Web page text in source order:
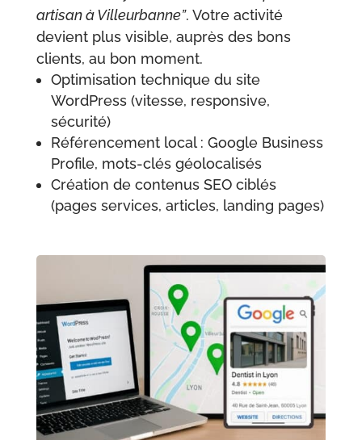
artisan à Villeurbanne”. Votre activité
devient plus visible, auprès des bons
clients, au bon moment.
Optimisation technique du site
WordPress (vitesse, responsive,
sécurité)
Référencement local : Google Business
Profile, mots-clés géolocalisés
Création de contenus SEO ciblés
(pages services, articles, landing pages)